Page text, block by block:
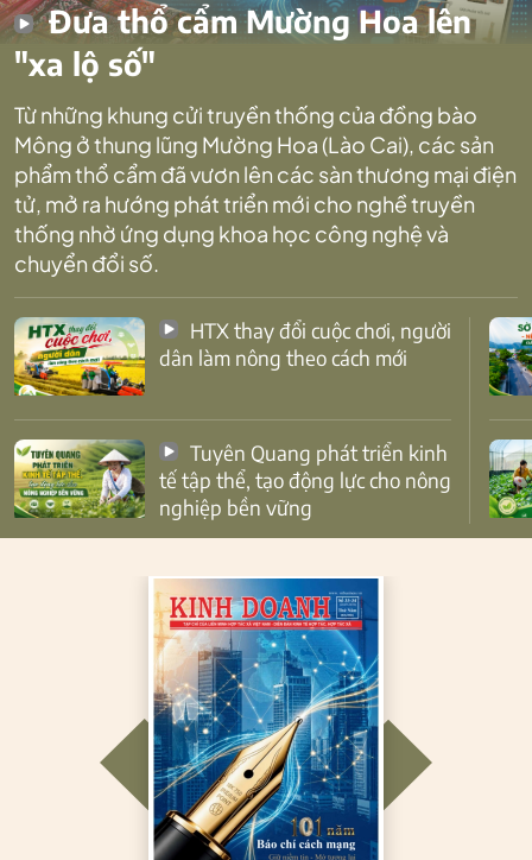
Đưa thổ cẩm Mường Hoa lên
"xa lộ số"
Từ những khung cửi truyền thống của đồng bào
Mông ở thung lũng Mường Hoa (Lào Cai), các sản
phẩm thổ cẩm đã vươn lên các sàn thương mại điện
tử, mở ra hướng phát triển mới cho nghề truyền
thống nhờ ứng dụng khoa học công nghệ và
chuyển đổi số.
dân làm nông theo cách mới
tế tập thể, tạo động lực cho nông
nghiệp bền vững